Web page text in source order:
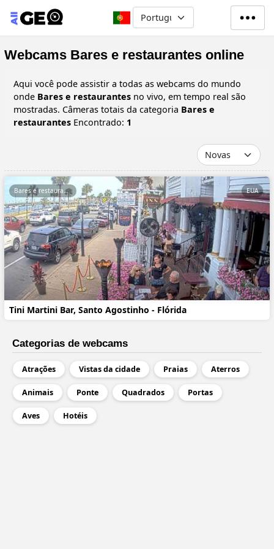
Passar para o conteúdo principal
Select your language
Webcams Bares e restaurantes online
Aqui você pode assistir a todas as webcams do mundo
onde Bares e restaurantes no vivo, em tempo real são
mostradas. Câmeras totais da categoria Bares e
restaurantes Encontrado: 1
Tini Martini Bar, Santo Agostinho - Flórida
Bares e restaurantes EUA
Categorias de webcams
Atrações Vistas da cidade Praias Aterros
Animais Ponte Quadrados Portas
Aves Hotéis